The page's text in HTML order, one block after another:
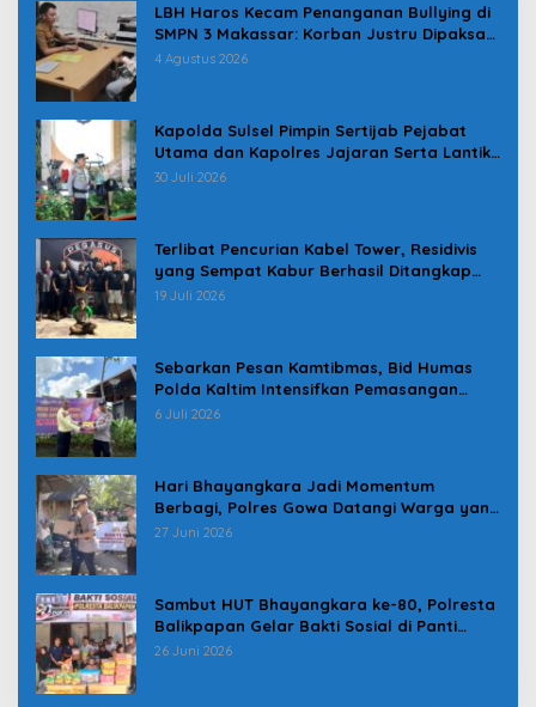
LBH Haros Kecam Penanganan Bullying di
SMPN 3 Makassar: Korban Justru Dipaksa
Pindah
4 Agustus 2026
Kapolda Sulsel Pimpin Sertijab Pejabat
Utama dan Kapolres Jajaran Serta Lantik
Karolog dan Kapolresta Gowa
30 Juli 2026
Terlibat Pencurian Kabel Tower, Residivis
yang Sempat Kabur Berhasil Ditangkap
Tim Gabungan di Jeneponto
19 Juli 2026
Sebarkan Pesan Kamtibmas, Bid Humas
Polda Kaltim Intensifkan Pemasangan
Spanduk serta Pembagian Stiker
6 Juli 2026
Hari Bhayangkara Jadi Momentum
Berbagi, Polres Gowa Datangi Warga yang
Membutuhkan
27 Juni 2026
Sambut HUT Bhayangkara ke-80, Polresta
Balikpapan Gelar Bakti Sosial di Panti
Asuhan Jabal Rahmah
26 Juni 2026